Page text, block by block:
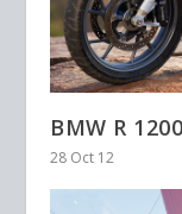
BMW R
28 Oct 12